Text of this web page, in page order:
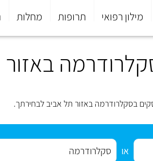
מילון רפואי תרופות מחלות
בסקלרודרמה באזור תל אביב לבחירתך.
או